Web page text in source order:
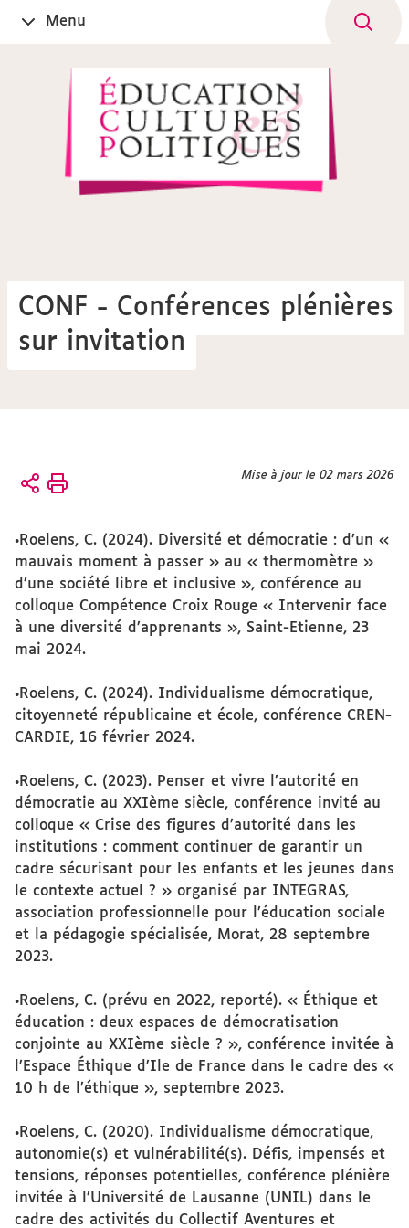
OuvrirMenu
CONF - Conférences plénières
sur invitation
Vous
Accueil
Enseignant.es
chercheur.es
Mise à jour le 02 mars 2026
•Roelens, C. (2024). Diversité et démocratie : d’un «
mauvais moment à passer » au « thermomètre »
d’une société libre et inclusive », conférence au
colloque Compétence Croix Rouge « Intervenir face
à une diversité d’apprenants », Saint-Etienne, 23
mai 2024.
•Roelens, C. (2024). Individualisme démocratique,
citoyenneté républicaine et école, conférence CREN-
CARDIE, 16 février 2024.
•Roelens, C. (2023). Penser et vivre l’autorité en
démocratie au XXIème siècle, conférence invité au
colloque « Crise des figures d’autorité dans les
institutions : comment continuer de garantir un
cadre sécurisant pour les enfants et les jeunes dans
le contexte actuel ? » organisé par INTEGRAS,
association professionnelle pour l’éducation sociale
et la pédagogie spécialisée, Morat, 28 septembre
2023.
•Roelens, C. (prévu en 2022, reporté). « Éthique et
éducation : deux espaces de démocratisation
conjointe au XXIème siècle ? », conférence invitée à
l’Espace Éthique d’Ile de France dans le cadre des «
10 h de l’éthique », septembre 2023.
•Roelens, C. (2020). Individualisme démocratique,
autonomie(s) et vulnérabilité(s). Défis, impensés et
tensions, réponses potentielles, conférence plénière
invitée à l’Université de Lausanne (UNIL) dans le
cadre des activités du Collectif Aventures et